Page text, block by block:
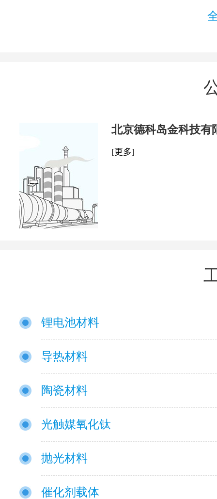
北京德科岛金科技有
[更多]
锂电池材料
导热材料
陶瓷材料
光触媒氧化钛
抛光材料
催化剂载体